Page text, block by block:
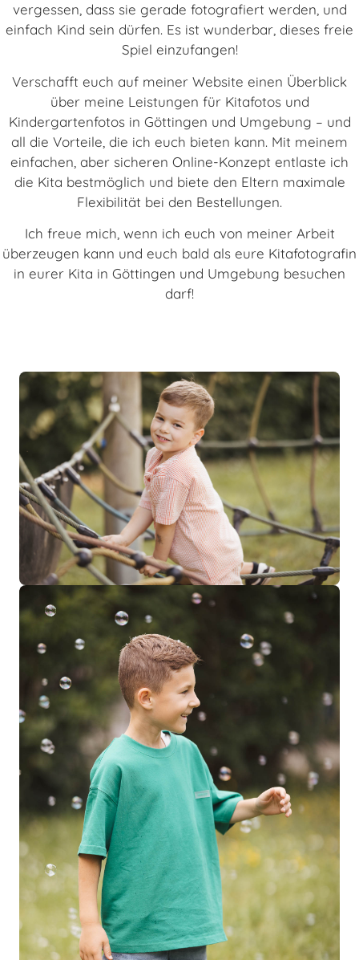
vergessen, dass sie gerade fotografiert werden, und
einfach Kind sein dürfen. Es ist wunderbar, dieses freie
Spiel einzufangen!
Verschafft euch auf meiner Website einen Überblick
über meine Leistungen für Kitafotos und
Kindergartenfotos in Göttingen und Umgebung – und
all die Vorteile, die ich euch bieten kann. Mit meinem
einfachen, aber sicheren Online-Konzept entlaste ich
die Kita bestmöglich und biete den Eltern maximale
Flexibilität bei den Bestellungen.
Ich freue mich, wenn ich euch von meiner Arbeit
überzeugen kann und euch bald als eure Kitafotografin
in eurer Kita in Göttingen und Umgebung besuchen
darf!